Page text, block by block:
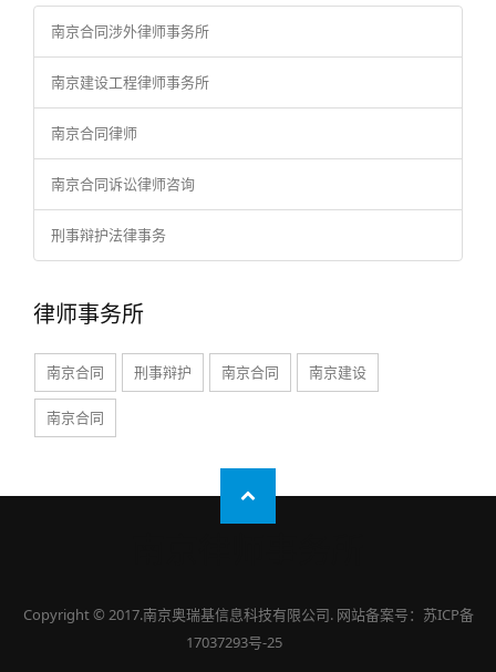
南京合同涉外律师事务所
南京建设工程律师事务所
南京合同律师
南京合同诉讼律师咨询
刑事辩护法律事务
律师事务所
南京合同 刑事辩护 南京合同 南京建设
南京合同
Copyright © 2017.南京奥瑞基信息科技有限公司. 网站备案号：苏ICP备
17037293号-25